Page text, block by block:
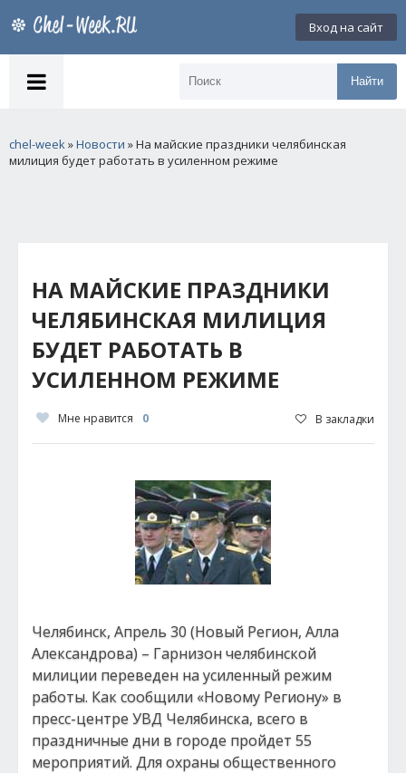
Вход на сайт
Найти
chel-week»Новости » На майские праздники челябинская
милиция будет работать в усиленном режиме
НА МАЙСКИЕ ПРАЗДНИКИ
ЧЕЛЯБИНСКАЯ МИЛИЦИЯ
БУДЕТ РАБОТАТЬ В
УСИЛЕННОМ РЕЖИМЕ
Мне нравится 0 В закладки
Челябинск, Апрель 30 (Новый Регион, Алла
Александрова) – Гарнизон челябинской
милиции переведен на усиленный режим
работы. Как сообщили «Новому Региону» в
пресс-центре УВД Челябинска, всего в
праздничные дни в городе пройдет 55
мероприятий. Для охраны общественного